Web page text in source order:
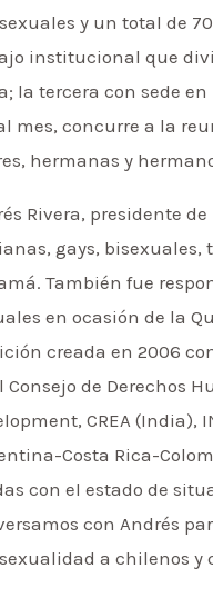
y un total de
institucional que
la tercera con sede
mes, concurre a la
hermanas y
Rivera, presidente
gays, bisexuales,
También fue
en ocasión de la
creada en 2006
Consejo de Derechos
CREA (India),
Costa Rica-
con el estado de
con Andrés
a chilenos y